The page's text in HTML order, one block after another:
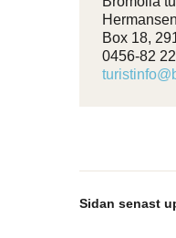
Box 18,
0456-82
Sidan senast